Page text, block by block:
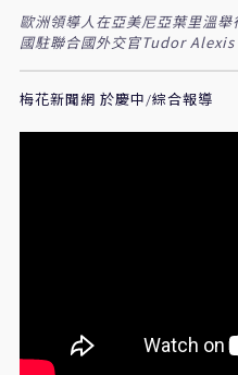
歐洲領導人在亞美尼亞葉里溫
國駐聯合國外交官Tudor Alexis
梅花新聞網 於慶中/綜合報導